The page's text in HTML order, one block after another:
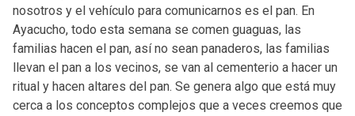
nosotros y el vehículo para comunicarnos es el pan. En
Ayacucho, todo esta semana se comen guaguas, las
familias hacen el pan, así no sean panaderos, las familias
llevan el pan a los vecinos, se van al cementerio a hacer un
ritual y hacen altares del pan. Se genera algo que está muy
cerca a los conceptos complejos que a veces creemos que